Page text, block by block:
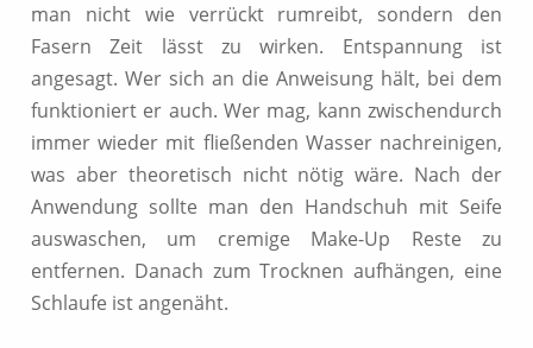
man nicht wie verrückt rumreibt, sondern den
Fasern Zeit lässt zu wirken. Entspannung ist
angesagt. Wer sich an die Anweisung hält, bei dem
funktioniert er auch. Wer mag, kann zwischendurch
immer wieder mit fließenden Wasser nachreinigen,
was aber theoretisch nicht nötig wäre. Nach der
Anwendung sollte man den Handschuh mit Seife
auswaschen, um cremige Make-Up Reste zu
entfernen. Danach zum Trocknen aufhängen, eine
Schlaufe ist angenäht.